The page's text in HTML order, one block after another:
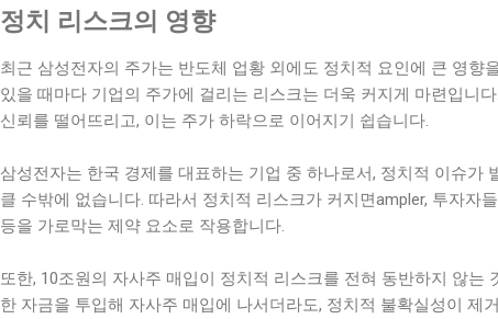
정치 리스크의 영향
최근 삼성전자의 주가는 반도체 업황 외에도 정치적 요인에 큰 영향
있을 때마다 기업의 주가에 걸리는 리스크는 더욱 커지게 마련입니
신뢰를 떨어뜨리고, 이는 주가 하락으로 이어지기 쉽습니다.
삼성전자는 한국 경제를 대표하는 기업 중 하나로서, 정치적 이슈가
클 수밖에 없습니다. 따라서 정치적 리스크가 커지면ampler, 투자자
등을 가로막는 제약 요소로 작용합니다.
또한, 10조원의 자사주 매입이 정치적 리스크를 전혀 동반하지 않는
한 자금을 투입해 자사주 매입에 나서더라도, 정치적 불확실성이 제